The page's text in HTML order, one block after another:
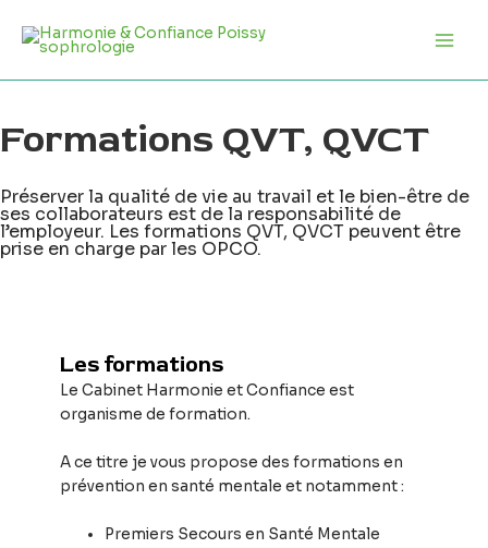
contenu
Formations QVT, QVCT
Préserver la qualité de vie au travail et le bien-être de
ses collaborateurs est de la responsabilité de
l’employeur. Les formations QVT, QVCT peuvent être
prise en charge par les OPCO.
Les formations
Le Cabinet Harmonie et Confiance est
organisme de formation.
A ce titre je vous propose des formations en
prévention en santé mentale et notamment :
Premiers Secours en Santé Mentale